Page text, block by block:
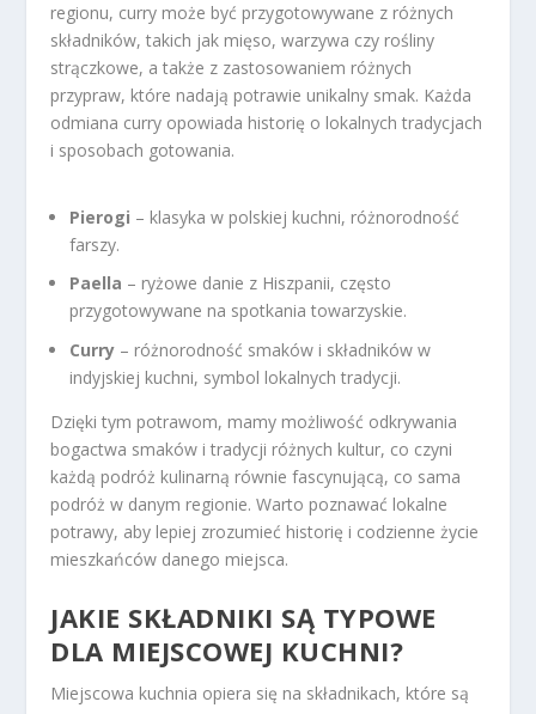
regionu, curry może być przygotowywane z różnych
składników, takich jak mięso, warzywa czy rośliny
strączkowe, a także z zastosowaniem różnych
przypraw, które nadają potrawie unikalny smak. Każda
odmiana curry opowiada historię o lokalnych tradycjach
i sposobach gotowania.
Pierogi – klasyka w polskiej kuchni, różnorodność
farszy.
Paella – ryżowe danie z Hiszpanii, często
przygotowywane na spotkania towarzyskie.
Curry – różnorodność smaków i składników w
indyjskiej kuchni, symbol lokalnych tradycji.
Dzięki tym potrawom, mamy możliwość odkrywania
bogactwa smaków i tradycji różnych kultur, co czyni
każdą podróż kulinarną równie fascynującą, co sama
podróż w danym regionie. Warto poznawać lokalne
potrawy, aby lepiej zrozumieć historię i codzienne życie
mieszkańców danego miejsca.
JAKIE SKŁADNIKI SĄ TYPOWE
DLA MIEJSCOWEJ KUCHNI?
Miejscowa kuchnia opiera się na składnikach, które są